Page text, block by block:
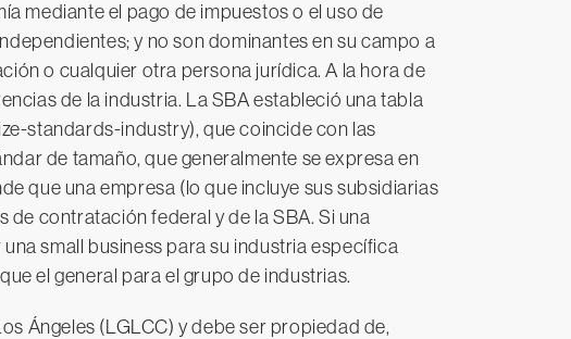
mediante el pago de impuestos o el uso de
y no son dominantes en su campo a
o cualquier otra persona jurídica. A la hora de
de la industria. La SBA estableció una tabla
standards-industry), que coincide con las
de tamaño, que generalmente se expresa en
que una empresa (lo que incluye sus subsidiarias
contratación federal y de la SBA. Si una
small business para su industria específica
el general para el grupo de industrias.
Ángeles (LGLCC) y debe ser propiedad de,